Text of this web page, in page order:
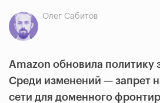
Олег Сабитов
Amazon обновила политику
Среди изменений — запрет
сети для доменного